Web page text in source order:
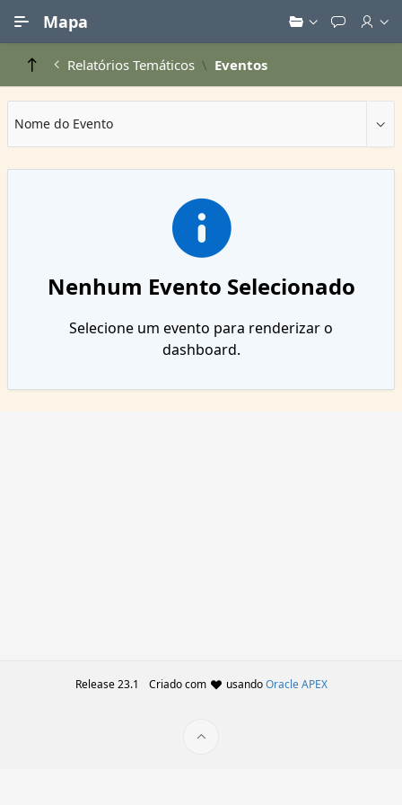
Mapa
Relatórios Temáticos Eventos
Nome do Evento
Nenhum Evento Selecionado
Selecione um evento para renderizar o
dashboard.
Release 23.1 Criado com usandoOracle APEX